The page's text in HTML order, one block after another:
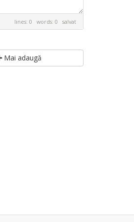
lines: 0 words: 0 salvat
Mai adaugă